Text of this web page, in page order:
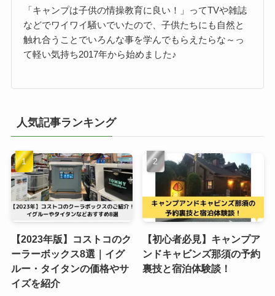
「キャンプは子供の情操教育に良い！」ってTVや雑誌
などでワイワイ騒いでいたので、子供たちにも自然と
触れ合うことでいろんな事を学んでもらえたらな～っ
て軽い気持ち2017年から始めました♪
人気記事ランキング
【2023年版】コストコのク
ーラーボックス8選｜イグ
ルー・タイタンの価格やサ
イズを紹介
【初心者必見】キャンプア
ンドキャビンズ那須の予約
裏技と宿泊体験談！